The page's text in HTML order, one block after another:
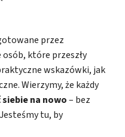
przez
które przeszły
wskazówki, jak
Wierzymy, że każdy
na nowo– bez
tu, by